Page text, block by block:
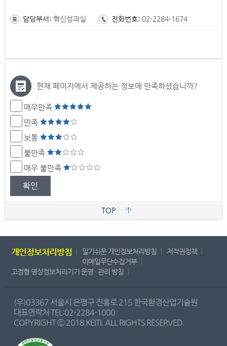
담당부서: 혁신성과실 전화번호: 02-2284-1674
현재 페이지에서 제공하는 정보에 만족하셨습니까?
매우만족
만족
보통
불만족
매우 불만족
확인
TOP
개인정보처리방침 알기쉬운 개인정보처리방침
저작권정책
이메일무단수집거부
고정형 영상정보처리기기 운영 · 관리 방침
(우)03367 서울시 은평구 진흥로 215 한국환경산업기술원
대표연락처 TEL:02-2284-1000
COPYRIGHT ⓒ 2018 KEITI. ALL RIGHTS RESERVED.